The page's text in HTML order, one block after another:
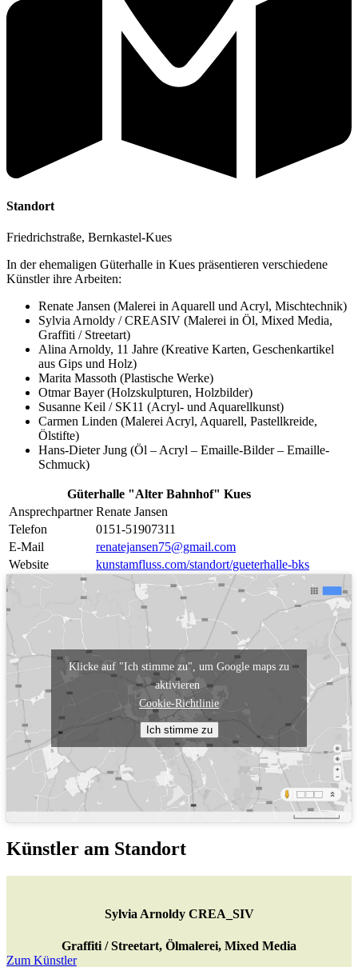
Standort
Friedrichstraße, Bernkastel-Kues
In der ehemaligen Güterhalle in Kues präsentieren verschiedene
Künstler ihre Arbeiten:
Renate Jansen (Malerei in Aquarell und Acryl, Mischtechnik)
Sylvia Arnoldy / CREASIV (Malerei in Öl, Mixed Media,
Graffiti / Streetart)
Alina Arnoldy, 11 Jahre (Kreative Karten, Geschenkartikel
aus Gips und Holz)
Marita Massoth (Plastische Werke)
Otmar Bayer (Holzskulpturen, Holzbilder)
Susanne Keil / SK11 (Acryl- und Aquarellkunst)
Carmen Linden (Malerei Acryl, Aquarell, Pastellkreide,
Ölstifte)
Hans-Dieter Jung (Öl – Acryl – Emaille-Bilder – Emaille-
Schmuck)
Güterhalle "Alter Bahnhof" Kues
Ansprechpartner Renate Jansen
Telefon
0151-51907311
E-Mail
renatejansen75@gmail.com
Website
kunstamfluss.com/standort/gueterhalle-bks
Klicke auf "Ich stimme zu", um Google maps zu
aktivieren
Cookie-Richtlinie
Ich stimme zu
Künstler am Standort
Sylvia Arnoldy CREA_SIV
Graffiti / Streetart, Ölmalerei, Mixed Media
Zum Künstler